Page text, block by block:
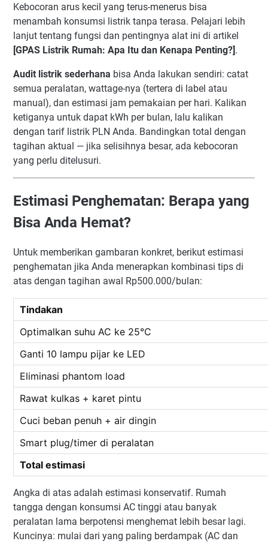
Kebocoran arus kecil yang terus-menerus bisa
menambah konsumsi listrik tanpa terasa. Pelajari lebih
lanjut tentang fungsi dan pentingnya alat ini di artikel
[GPAS Listrik Rumah: Apa Itu dan Kenapa Penting?].
Audit listrik sederhana bisa Anda lakukan sendiri: catat
semua peralatan, wattage-nya (tertera di label atau
manual), dan estimasi jam pemakaian per hari. Kalikan
ketiganya untuk dapat kWh per bulan, lalu kalikan
dengan tarif listrik PLN Anda. Bandingkan total dengan
tagihan aktual — jika selisihnya besar, ada kebocoran
yang perlu ditelusuri.
Estimasi Penghematan: Berapa yang
Bisa Anda Hemat?
Untuk memberikan gambaran konkret, berikut estimasi
penghematan jika Anda menerapkan kombinasi tips di
atas dengan tagihan awal Rp500.000/bulan:
Tindakan
Optimalkan suhu AC ke 25°C
Ganti 10 lampu pijar ke LED
Eliminasi phantom load
Rawat kulkas + karet pintu
Cuci beban penuh + air dingin
Smart plug/timer di peralatan
Total estimasi
Angka di atas adalah estimasi konservatif. Rumah
tangga dengan konsumsi AC tinggi atau banyak
peralatan lama berpotensi menghemat lebih besar lagi.
Kuncinya: mulai dari yang paling berdampak (AC dan